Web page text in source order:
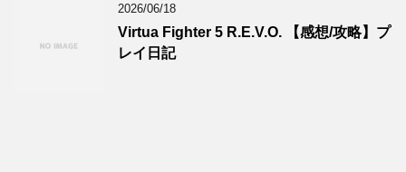
2026/06/18
Virtua Fighter 5 R.E.V.O. 【感想/攻略】プ
レイ日記